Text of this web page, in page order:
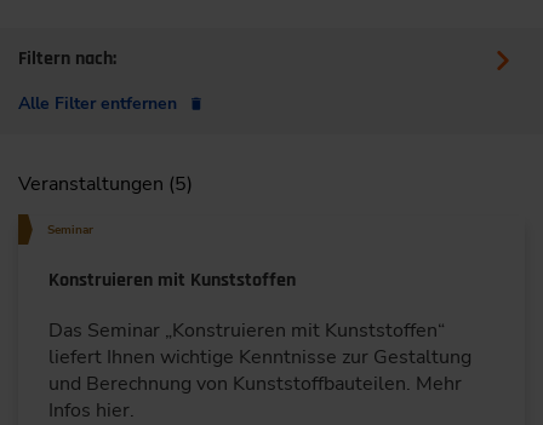
Filtern nach:
Alle Filter entfernen
Veranstaltungen (5)
Seminar
Konstruieren mit Kunststoffen
Das Seminar „Konstruieren mit Kunststoffen“
liefert Ihnen wichtige Kenntnisse zur Gestaltung
und Berechnung von Kunststoffbauteilen. Mehr
Infos hier.